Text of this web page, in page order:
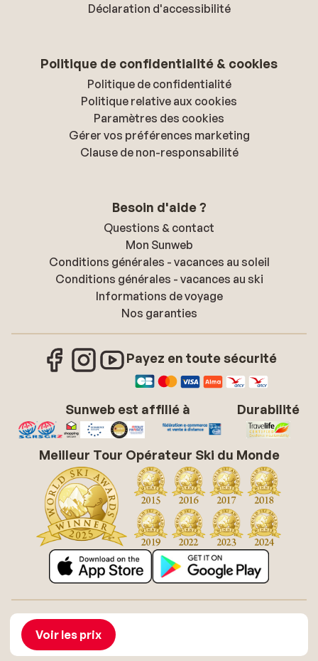
Voir les prix
Déclaration d'accessibilité
Politique de confidentialité & cookies
Politique de confidentialité
Politique relative aux cookies
Paramètres des cookies
Gérer vos préférences marketing
Clause de non-responsabilité
Besoin d'aide ?
Questions & contact
Mon Sunweb
Conditions générales - vacances au soleil
Conditions générales - vacances au ski
Informations de voyage
Nos garanties
Payez en toute sécurité
Sunweb est affilié à Durabilité
Meilleur Tour Opérateur Ski du Monde
À propos de Sunweb
Conditions générales vacances soleil
Déclaration d'accessibilité